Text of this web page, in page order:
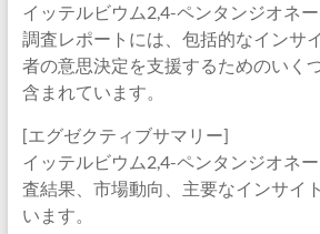
イッテルビウム2,4-ペンタンジオネ
調査レポートには、包括的なインサ
者の意思決定を支援するためのいく
含まれています。
[エグゼクティブサマリー]
イッテルビウム2,4-ペンタンジオネ
査結果、市場動向、主要なインサイ
います。